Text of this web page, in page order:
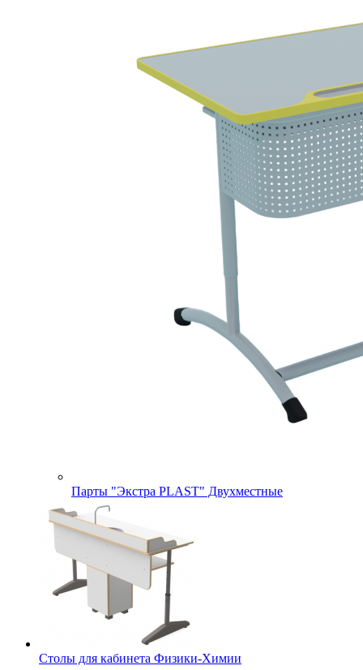
Парты "Экстра PLAST" Двухместные
Столы для кабинета Физики-Химии